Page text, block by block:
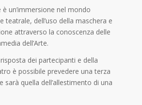
un’immersione nel mondo
teatrale, dell’uso della maschera e
attraverso la conoscenza delle
dell’Arte.
dei partecipanti e della
è possibile prevedere una terza
sarà quella dell’allestimento di una